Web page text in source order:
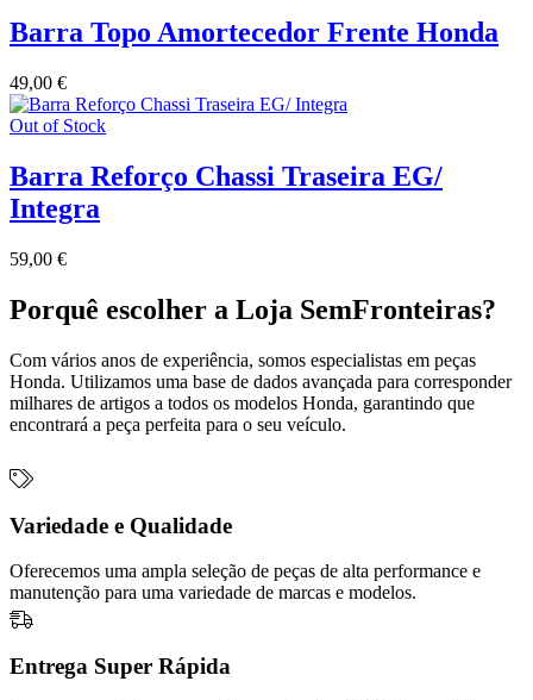
Barra Topo Amortecedor Frente Honda
49,00 €
Out of Stock
Barra Reforço Chassi Traseira EG/
Integra
59,00 €
Porquê escolher a Loja SemFronteiras?
Com vários anos de experiência, somos especialistas em peças
Honda. Utilizamos uma base de dados avançada para corresponder
milhares de artigos a todos os modelos Honda, garantindo que
encontrará a peça perfeita para o seu veículo.
Variedade e Qualidade
Oferecemos uma ampla seleção de peças de alta performance e
manutenção para uma variedade de marcas e modelos.
Entrega Super Rápida